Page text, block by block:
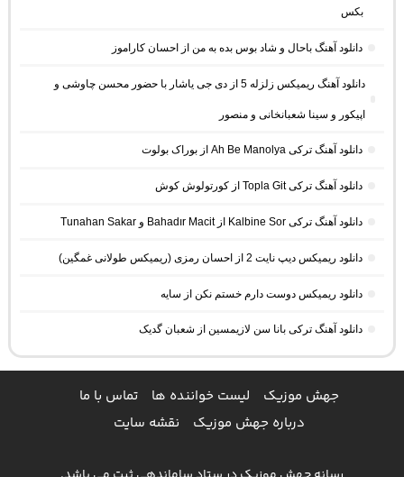
بکس
دانلود آهنگ باحال و شاد بوس بده به من از احسان کاراموز
دانلود آهنگ ریمیکس زلزله 5 از دی جی یاشار با حضور محسن چاوشی و
اپیکور و سینا شعبانخانی و منصور
دانلود آهنگ ترکی Ah Be Manolya از بوراک بولوت
دانلود آهنگ ترکی Topla Git از کورتولوش کوش
دانلود آهنگ ترکی Kalbine Sor از Bahadır Macit و Tunahan Sakar
دانلود ریمیکس دیپ نایت 2 از احسان رمزی (ریمیکس طولانی غمگین)
دانلود ریمیکس دوست دارم خستم نکن از سایه
دانلود آهنگ ترکی بانا سن لازیمسین از شعبان گدیک
جهش موزیک لیست خواننده ها
تماس با ما
درباره جهش موزیک
نقشه سایت